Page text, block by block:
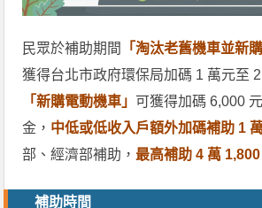
民眾於補助期間 「淘汰老舊機車並新
獲得台北市政府環保局加碼 1 萬元至
「新購電動機車」 可獲得加碼 6,000
金， 中低或低收入戶額外加碼補助 1
部、經濟部補助， 最高補助 4 萬
補助時間